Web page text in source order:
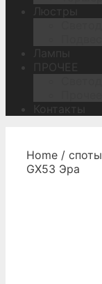
Люстры
Лампы
ПРОЧЕЕ
Контакты
Home / споты
GX53 Эра